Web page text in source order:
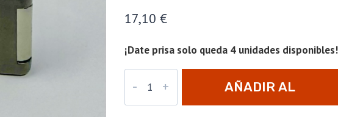
17,10 €
¡Date prisa solo queda 4 unidades disponibles!
Lazio
AÑADIR AL